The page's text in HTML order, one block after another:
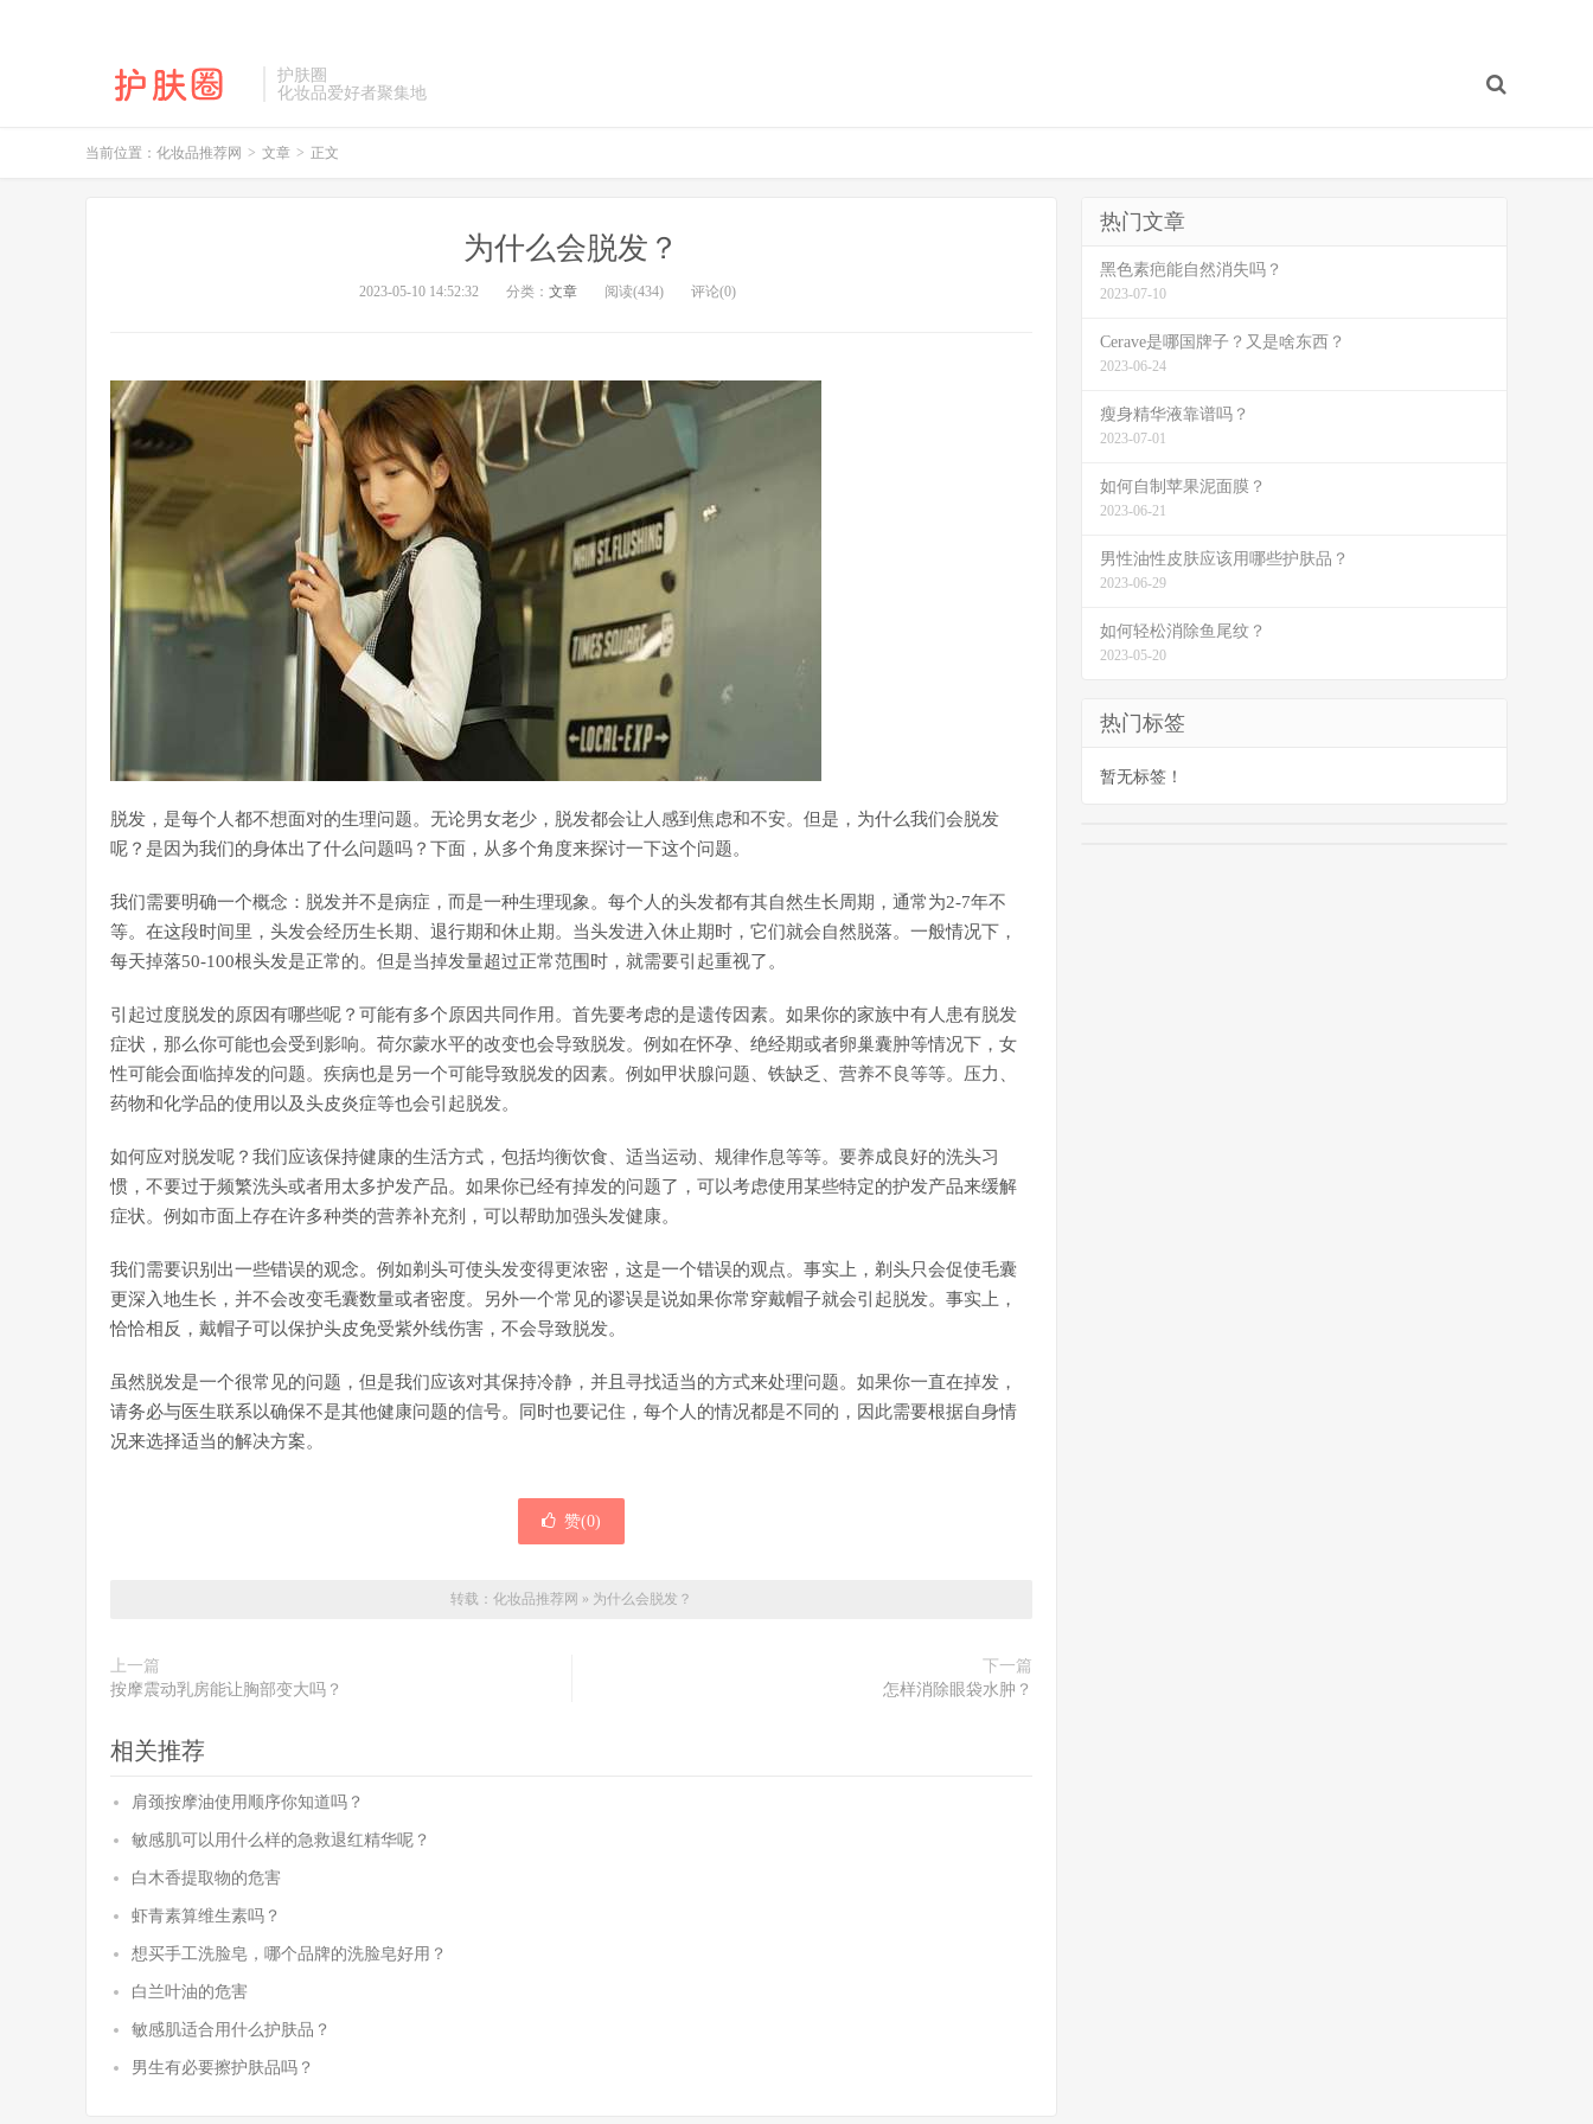
护肤圈
化妆品爱好者聚集地
当前位置： 化妆品推荐网 > 文章 > 正文
为什么会脱发？
2023-05-10 14:52:32 分类： 文章 阅读(434) 评论(0)
脱发，是每个人都不想面对的生理问题。无论男女老少，脱发都会让人感到焦虑和不安。但是，为什么我们会脱发
呢？是因为我们的身体出了什么问题吗？下面，从多个角度来探讨一下这个问题。
我们需要明确一个概念：脱发并不是病症，而是一种生理现象。每个人的头发都有其自然生长周期，通常为2-7年不
等。在这段时间里，头发会经历生长期、退行期和休止期。当头发进入休止期时，它们就会自然脱落。一般情况下，
每天掉落50-100根头发是正常的。但是当掉发量超过正常范围时，就需要引起重视了。
引起过度脱发的原因有哪些呢？可能有多个原因共同作用。首先要考虑的是遗传因素。如果你的家族中有人患有脱发
症状，那么你可能也会受到影响。荷尔蒙水平的改变也会导致脱发。例如在怀孕、绝经期或者卵巢囊肿等情况下，女
性可能会面临掉发的问题。疾病也是另一个可能导致脱发的因素。例如甲状腺问题、铁缺乏、营养不良等等。压力、
药物和化学品的使用以及头皮炎症等也会引起脱发。
如何应对脱发呢？我们应该保持健康的生活方式，包括均衡饮食、适当运动、规律作息等等。要养成良好的洗头习
惯，不要过于频繁洗头或者用太多护发产品。如果你已经有掉发的问题了，可以考虑使用某些特定的护发产品来缓解
症状。例如市面上存在许多种类的营养补充剂，可以帮助加强头发健康。
我们需要识别出一些错误的观念。例如剃头可使头发变得更浓密，这是一个错误的观点。事实上，剃头只会促使毛囊
更深入地生长，并不会改变毛囊数量或者密度。另外一个常见的谬误是说如果你常穿戴帽子就会引起脱发。事实上，
恰恰相反，戴帽子可以保护头皮免受紫外线伤害，不会导致脱发。
虽然脱发是一个很常见的问题，但是我们应该对其保持冷静，并且寻找适当的方式来处理问题。如果你一直在掉发，
请务必与医生联系以确保不是其他健康问题的信号。同时也要记住，每个人的情况都是不同的，因此需要根据自身情
况来选择适当的解决方案。
赞(0)
转载： 化妆品推荐网 » 为什么会脱发？
上一篇
按摩震动乳房能让胸部变大吗？
下一篇
怎样消除眼袋水肿？
相关推荐
肩颈按摩油使用顺序你知道吗？
敏感肌可以用什么样的急救退红精华呢？
白木香提取物的危害
虾青素算维生素吗？
想买手工洗脸皂，哪个品牌的洗脸皂好用？
白兰叶油的危害
敏感肌适合用什么护肤品？
男生有必要擦护肤品吗？
热门文章
黑色素疤能自然消失吗？
2023-07-10
Cerave是哪国牌子？又是啥东西？
2023-06-24
瘦身精华液靠谱吗？
2023-07-01
如何自制苹果泥面膜？
2023-06-21
男性油性皮肤应该用哪些护肤品？
2023-06-29
如何轻松消除鱼尾纹？
2023-05-20
热门标签
暂无标签！